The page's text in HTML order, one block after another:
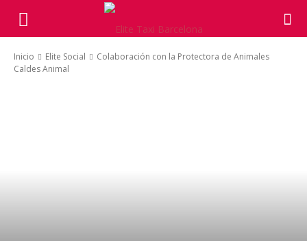
Inicio Elite Social
Colaboración con la Protectora de Animales
Caldes Animal